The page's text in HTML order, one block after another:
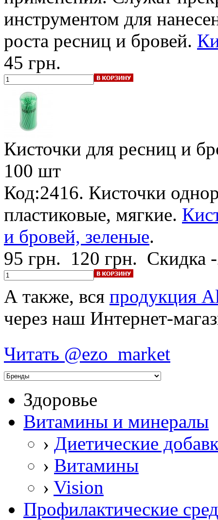
инструментом для
роста ресниц и бровей.
45 грн.
Кисточки для ресниц и
100 шт
Код:2416. Кисточки
пластиковые, мягкие.
и бровей, зеленые.
95 грн. 120 грн. Скидка
А также, вся продукция
через наш Интернет-
Читать @ezo_market
Здоровье
Витамины и минералы
› Диетические
› Витамины
› Vision
Профилактические